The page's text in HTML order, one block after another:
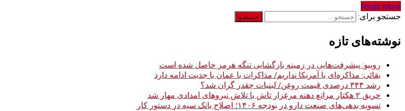
Read More
جستجو برای:
نوشته‌های تازه
روبیو: پیشرفت‌هایی در زمینه بازگشایی تنگه هرمز حاصل شده است
بقائی: مذاکره‌ای با آمریکا نداریم/ مذاکرات با عمان با جدیت ادامه دارد
رشد ۳۴۴ درصدی قیمت روغن/ لبنیات چقدر گران شد؟
حریق ۲ هکتار مراتع دهنه مرغزار تاش با تلاش نیروهای امدادی مهار شد
تسویه بدهی‌های صنعت دارو در بودجه ۱۴۰۶؛ اصلاح بانک سپه در دستور کار